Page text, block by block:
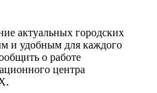
актуальных городских
и удобным для каждого
о работе
центра